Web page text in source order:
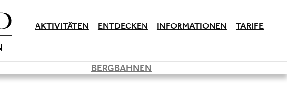
AKTIVITÄTEN ENTDECKEN INFORMATIONEN TARIFE
BERGBAHNEN